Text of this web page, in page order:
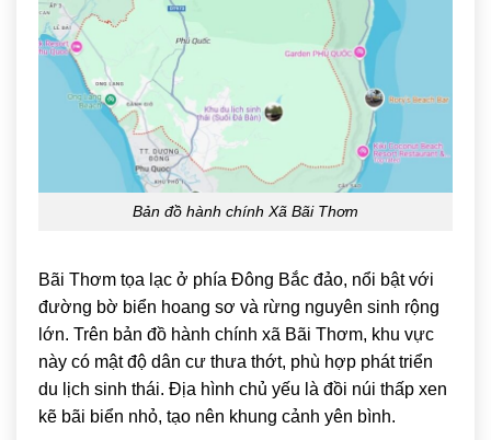
Bản đồ hành chính Xã Bãi Thơm
Bãi Thơm tọa lạc ở phía Đông Bắc đảo, nổi bật với
đường bờ biển hoang sơ và rừng nguyên sinh rộng
lớn. Trên bản đồ hành chính xã Bãi Thơm, khu vực
này có mật độ dân cư thưa thớt, phù hợp phát triển
du lịch sinh thái. Địa hình chủ yếu là đồi núi thấp xen
kẽ bãi biển nhỏ, tạo nên khung cảnh yên bình.